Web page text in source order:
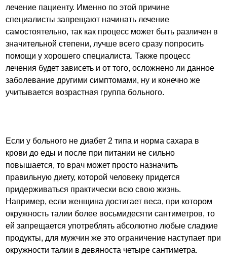
лечение пациенту. Именно по этой причине
специалисты запрещают начинать лечение
самостоятельно, так как процесс может быть различен в
значительной степени, лучше всего сразу попросить
помощи у хорошего специалиста. Также процесс
лечения будет зависеть и от того, осложнено ли данное
заболевание другими симптомами, ну и конечно же
учитывается возрастная группа больного.
Если у больного не диабет 2 типа и норма сахара в
крови до еды и после при питании не сильно
повышается, то врач может просто назначить
правильную диету, которой человеку придется
придерживаться практически всю свою жизнь.
Например, если женщина достигает веса, при котором
окружность талии более восьмидесяти сантиметров, то
ей запрещается употреблять абсолютно любые сладкие
продукты, для мужчин же это ограничение наступает при
окружности талии в девяноста четыре сантиметра.